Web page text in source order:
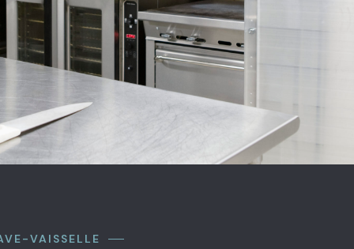
VAISSELLE